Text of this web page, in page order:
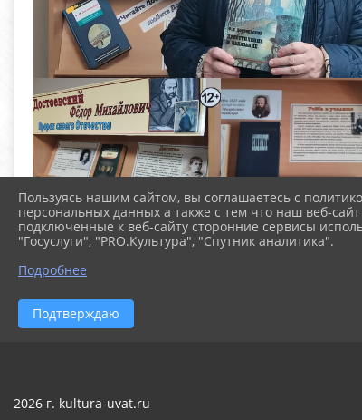
2026 г. kultura-uvat.ru
Пользуясь нашим сайтом, вы соглашаетесь с
персональных данных а также с тем что наш веб-сайт
подключенные к веб-сайту сторонние сервисы
"Госуслуги", "PRO.Культура", "Спутник аналитика".
Подробнее
Подтверждаю